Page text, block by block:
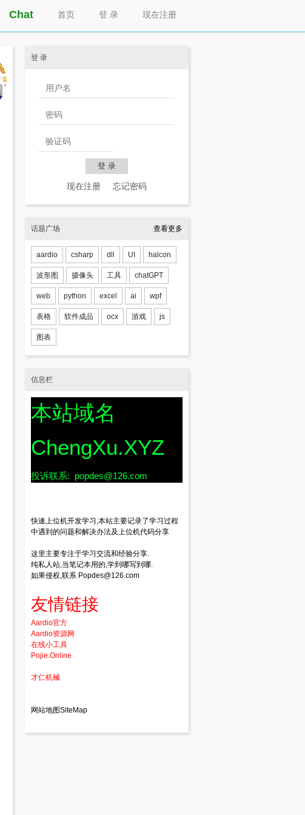
现在注册
登 录
首页
Chat
登 录
现在注册 忘记密码
话题广场 查看更多
aardio csharp dll UI halcon
波形图 摄像头 工具 chatGPT
web python excel ai wpf
表格 软件成品 ocx 游戏 js
图表
信息栏
本站域名
ChengXu.XYZ
投诉联系: popdes@126.com
快速上位机开发学习,本站主要记录了学习过程
中遇到的问题和解决办法及上位机代码分享
这里主要专注于学习交流和经验分享.
纯私人站,当笔记本用的,学到哪写到哪.
如果侵权,联系 Popdes@126.com
友情链接
Aardio官方
Aardio资源网
在线小工具
Pojie.Online
才仁机械
网站地图SiteMap